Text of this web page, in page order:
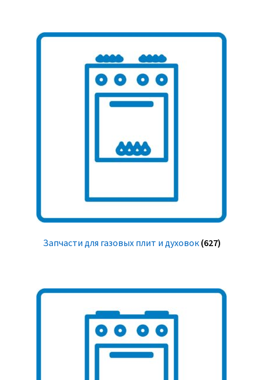
Запчасти для газовых плит и духовок (627)